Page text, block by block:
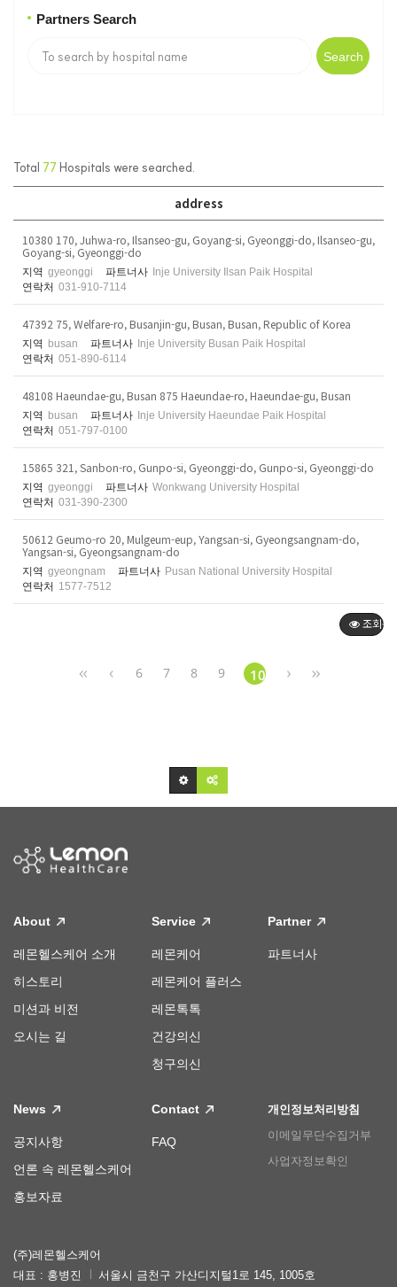
Partners Search
Search
Total 77 Hospitals were searched.
address
10380 170, Juhwa-ro, Ilsanseo-gu, Goyang-si, Gyeonggi-do, Ilsanseo-gu,
Goyang-si, Gyeonggi-do
지역 gyeonggi 파트너사
Inje University Ilsan Paik Hospital
연락처 031-910-7114
47392 75, Welfare-ro, Busanjin-gu, Busan, Busan, Republic of Korea
지역 busan 파트너사
Inje University Busan Paik Hospital
연락처 051-890-6114
48108 Haeundae-gu, Busan 875 Haeundae-ro, Haeundae-gu, Busan
지역 busan 파트너사
Inje University Haeundae Paik Hospital
연락처 051-797-0100
15865 321, Sanbon-ro, Gunpo-si, Gyeonggi-do, Gunpo-si, Gyeonggi-do
지역 gyeonggi 파트너사 Wonkwang University Hospital
연락처 031-390-2300
50612 Geumo-ro 20, Mulgeum-eup, Yangsan-si, Gyeongsangnam-do,
Yangsan-si, Gyeongsangnam-do
지역 gyeongnam 파트너사 Pusan National University Hospital
연락처 1577-7512
조회순
6 7 8 9 10
About
레몬헬스케어 소개
히스토리
미션과 비전
오시는 길
Service
레몬케어
레몬케어 플러스
레몬톡톡
건강의신
청구의신
Partner
파트너사
News
공지사항
언론 속 레몬헬스케어
홍보자료
Contact
FAQ
개인정보처리방침
이메일무단수집거부
사업자정보확인
(주)레몬헬스케어
대표 : 홍병진
서울시 금천구 가산디지털1로 145, 1005호